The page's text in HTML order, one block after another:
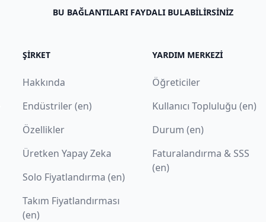
BU BAĞLANTILARI FAYDALI BULABILIRSINIZ
ŞIRKET
Hakkında
Endüstriler (en)
Özellikler
Üretken Yapay Zeka
Solo Fiyatlandırma (en)
Takım Fiyatlandırması
(en)
YARDIM MERKEZI
Öğreticiler
Kullanıcı Topluluğu (en)
Durum (en)
Faturalandırma & SSS
(en)